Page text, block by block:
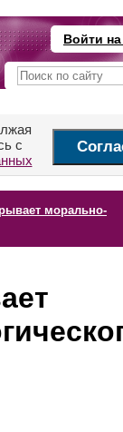
Войти
с
морально-